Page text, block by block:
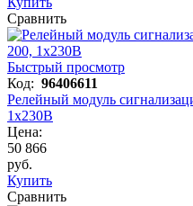
Сравнить
Быстрый просмотр
Код: 96406611
Релейный модуль
1х230В
Цена:
50 866
руб.
Купить
Сравнить